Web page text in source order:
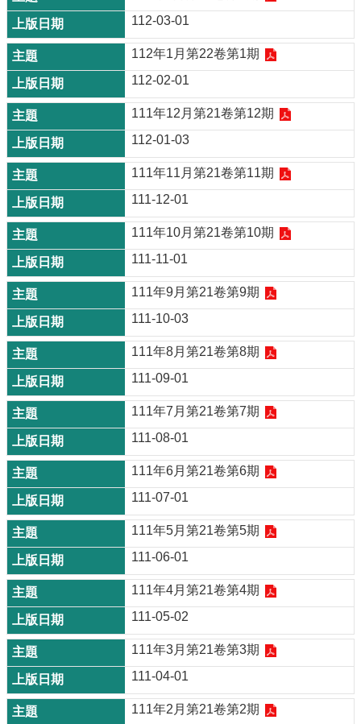
112-03-01
112年1月第22卷第1期
112-02-01
111年12月第21卷第12期
112-01-03
111年11月第21卷第11期
111-12-01
111年10月第21卷第10期
111-11-01
111年9月第21卷第9期
111-10-03
111年8月第21卷第8期
111-09-01
111年7月第21卷第7期
111-08-01
111年6月第21卷第6期
111-07-01
111年5月第21卷第5期
111-06-01
111年4月第21卷第4期
111-05-02
111年3月第21卷第3期
111-04-01
111年2月第21卷第2期